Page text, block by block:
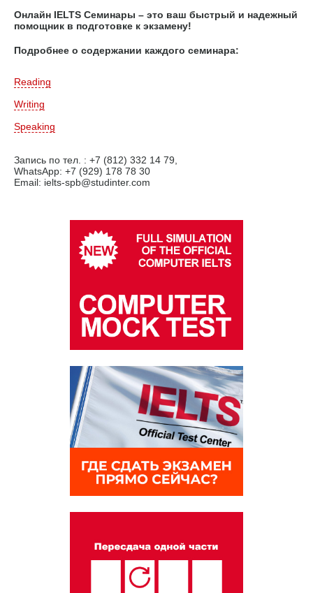
Онлайн IELTS Семинары – это ваш быстрый и надежный
помощник в подготовке к экзамену!
Подробнее о содержании каждого семинара:
Reading
Writing
Speaking
Запись по тел. : +7 (812) 332 14 79,
WhatsApp: +7 (929) 178 78 30
Email: ielts-spb@studinter.com